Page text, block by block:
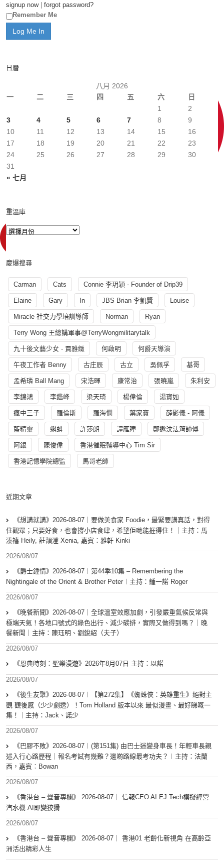
signup now| forgot password?
Remember Me
日曆
八月 2026
一
二 三 四 五 六 日
« 七月
1
2
3
4 5 6 7 8
9
10
11 12 13 14 15
16
17
18 19 20 21 22
23
24
25 26 27 28 29
30
31
重溫庫
慶爆搜尋
Carman Cats Connie 李玥穎 - Founder of Drip39
Elaine Gary In JBS Brian 李凱賢 Louise
Miracle 社交力學培訓導師 Norman Ryan
Terry Wong 王總講軍事@TerryWongmilitarytalk
九十後文藝少女 - 賈雅緻 何啟明 何爵天導演
午夜工作者 Benny 古庄辰 古立 吳佩孚 基哥
孟希璘 Ball Mang 宋浩暉 康常治 張曉嵐 朱利安
李錦鴻 李鑑峰 梁天琦 楊偉倫 湯寳如
瘋中三子 羅倫斯 羅海憫 葉家寶 薛影儀 - 阿儀
藍精靈 蝌蚪 許莎朗 譚雁瞳 鄭遨汶法筠師傅
阿銀 陳俊偉 香港催眠輔導中心 Tim Sir
香港記憶學院總監 馬哥老師
近期文章
《想講就講》2026-08-07｜要做美食家 Foodie，最緊要講真話，對得
住觀眾；只要好食，也會撐小店食肆，希望佢哋能捱得住！｜主持：馬
溱禧 Heily, 莊韻澄 Xenia, 嘉賓：雅軒 Kinki
2026/08/07
《爵士鍾情》2026-08-07︱第44季10集 – Remembering the
Nightingale of the Orient & Brother Peter︱主持：鍾一諾 Roger
2026/08/07
《晚餐新聞》2026-08-07｜全球溫室效應加劇，引發嚴重氣候反常與
極端天氣！各地口號式的綠色出行、減少碳排，實際又做得到嗎？｜晚
餐新聞｜主持：陳珏明、劉銳紹（夫子）
2026/08/07
《恩典時刻：聖樂漫遊》2026年8月07日 主持：以諾
2026/08/07
《後生友聚》2026-08-07︱【第272集】《蜘蛛俠：英雄重生》絕對主
觀 觀後感（少少劇透）！Tom Holland 版本以來 最似漫畫、最好睇嘅一
集！｜主持：Jack、諾少
2026/08/07
《巴膠不敗》2026-08-07︱(第151集) 由巴士迷變身車長！年輕車長親
述入行心路歷程｜報名考試有幾難？邊啲路線最考功夫？︱主持：法蘭
西，嘉賓︰Bowan
2026/08/07
《香港台 – 聲音專欄》 2026-08-07｜ 信報CEO AI EJ Tech模擬經營
汽水機 AI即變狡猾
2026/08/07
《香港台 – 聲音專欄》 2026-08-07｜ 香港01 老齡化新視角 在高齡亞
洲活出精彩人生